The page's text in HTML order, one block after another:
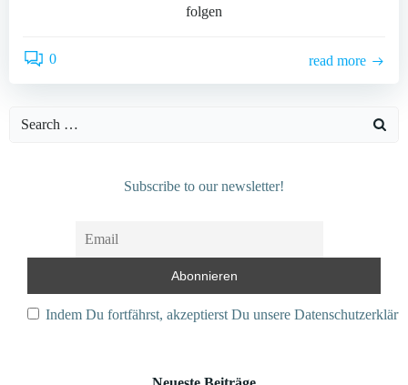
folgen
0 read more
Search
Subscribe to our newsletter!
Indem Du fortfährst, akzeptierst Du unsere